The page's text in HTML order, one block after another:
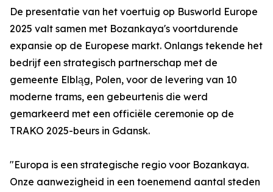
De presentatie van het voertuig op Busworld Europe
2025 valt samen met Bozankaya's voortdurende
expansie op de Europese markt. Onlangs tekende het
bedrijf een strategisch partnerschap met de
gemeente Elbląg, Polen, voor de levering van 10
moderne trams, een gebeurtenis die werd
gemarkeerd met een officiële ceremonie op de
TRAKO 2025-beurs in Gdansk.
"Europa is een strategische regio voor Bozankaya.
Onze aanwezigheid in een toenemend aantal steden